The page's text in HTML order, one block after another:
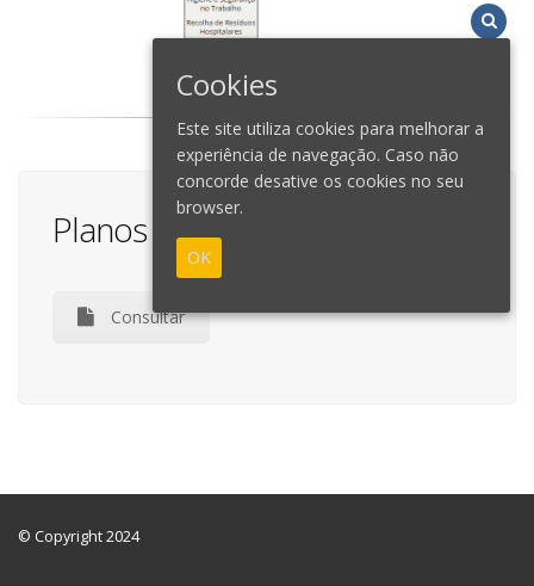
Planos e Relatórios
Consultar
© Copyright 2024
Cookies
Este site utiliza cookies para melhorar a
experiência de navegação. Caso não
concorde desative os cookies no seu
browser.
OK